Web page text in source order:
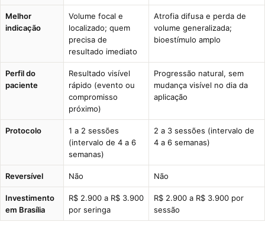
Melhor
indicação
Volume focal e
localizado; quem
precisa de
resultado imediato
Atrofia difusa e perda de
volume generalizada;
bioestímulo amplo
Perfil do
paciente
Resultado visível
rápido (evento ou
compromisso
próximo)
Progressão natural, sem
mudança visível no dia da
aplicação
Protocolo
1 a 2 sessões
(intervalo de 4 a 6
semanas)
2 a 3 sessões (intervalo de
4 a 6 semanas)
Reversível Não Não
Investimento
em Brasília
R$ 2.900 a R$ 3.900
por seringa
R$ 2.900 a R$ 3.900 por
sessão